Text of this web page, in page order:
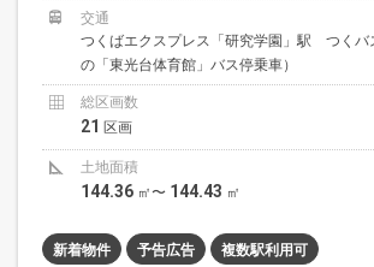
交通
つくばエクスプレス「研究学園」駅 つくバ
の「東光台体育館」バス停乗車）
総区画数
21 区画
土地面積
144.36 ㎡〜 144.43 ㎡
新着物件 予告広告 複数駅利用可